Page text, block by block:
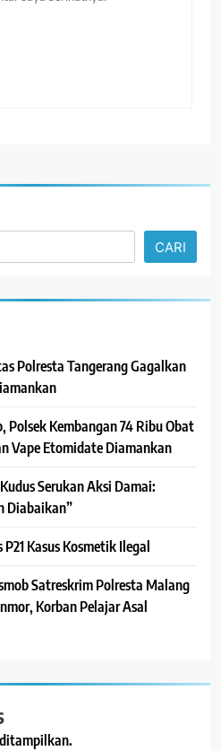
CARI
Polresta Tangerang Gagalkan
Polsek Kembangan 74 Ribu Obat
Vape Etomidate Diamankan
Serukan Aksi Damai:
Diabaikan”
Kasus Kosmetik Ilegal
Satreskrim Polresta Malang
Korban Pelajar Asal